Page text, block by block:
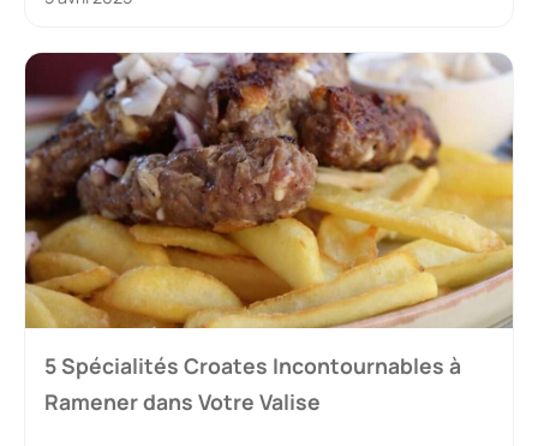
5 Spécialités Croates Incontournables à
Ramener dans Votre Valise